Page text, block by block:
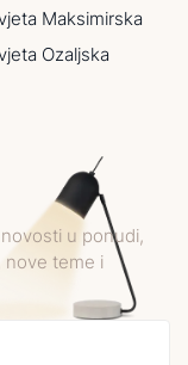
Maksimirska
Ozaljska
u ponudi,
nove teme i